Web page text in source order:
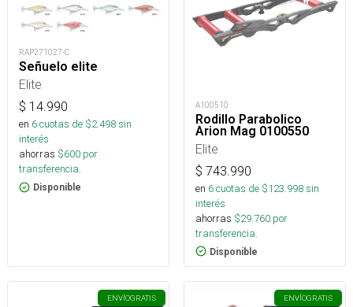
RAP271027-C
Señuelo elite
Elite
$ 14.990
en 6cuotas de $2.498sin
interés
ahorras $600 por
transferencia.
Disponible
A100510
Rodillo Parabolico
Arion Mag 0100550
Elite
$ 743.990
en 6cuotas de $123.998sin
interés
ahorras $29.760 por
transferencia.
Disponible
ENVÍOGRATIS
ENVÍOGRATIS